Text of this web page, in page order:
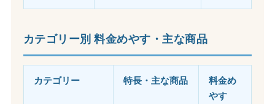
カテゴリー別 料金めやす・主な商品
カテゴリー 特長・主な商品
料金め
やす